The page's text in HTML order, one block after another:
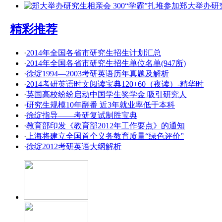
郑大举办研
精彩推荐
·2014年全国各省市研究生招生计划汇总
·2014年全国各省市研究生招生单位名单(947所)
·徐绽1994—2003考研英语历年真题及解析
·2014考研英语时文阅读宝典120+60（夜读）-精华时
·英国高校纷纷启动中国学生奖学金 吸引研究人
·研究生规模10年翻番 近3年就业率低于本科
·徐绽指导——考研复试制胜宝典
·教育部印发《教育部2012年工作要点》的通知
·上海将建立全国首个义务教育质量“绿色评价”
·徐绽2012考研英语大纲解析